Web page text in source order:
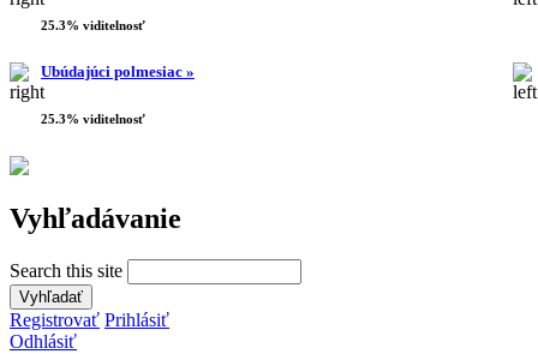
25.3% viditelnosť
Ubúdajúci polmesiac »
25.3% viditelnosť
Vyhľadávanie
Search this site
Registrovať Prihlásiť
Odhlásiť